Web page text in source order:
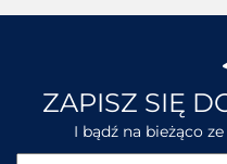
ZAPISZ SIĘ
I bądź na bieżąco